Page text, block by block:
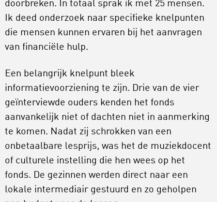
doorbreken. In totaal sprak ik met 25 mensen.
Ik deed onderzoek naar specifieke knelpunten
die mensen kunnen ervaren bij het aanvragen
van financiële hulp.
Een belangrijk knelpunt bleek
informatievoorziening te zijn. Drie van de vier
geïnterviewde ouders kenden het fonds
aanvankelijk niet of dachten niet in aanmerking
te komen. Nadat zij schrokken van een
onbetaalbare lesprijs, was het de muziekdocent
of culturele instelling die hen wees op het
fonds. De gezinnen werden direct naar een
lokale intermediair gestuurd en zo geholpen